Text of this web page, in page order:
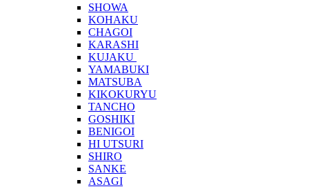
SHOWA
KOHAKU
CHAGOI
KARASHI
KUJAKU
YAMABUKI
MATSUBA
KIKOKURYU
TANCHO
GOSHIKI
BENIGOI
HI UTSURI
SHIRO
SANKE
ASAGI